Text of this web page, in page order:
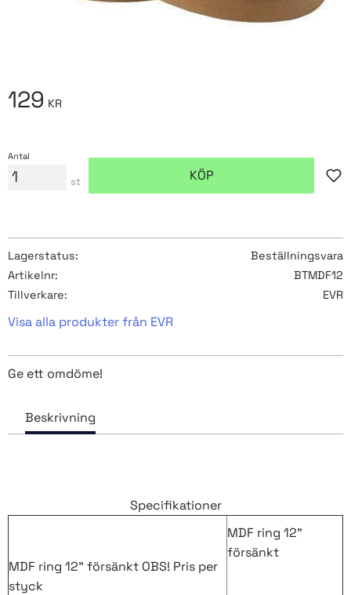
129 KR
Antal
st KÖP
Lagerstatus
Beställningsvara
Artikelnr
BTMDF12
Tillverkare
EVR
Visa alla produkter från EVR
Ge ett omdöme!
Specifikationer
MDF ring 12" försänkt OBS! Pris per
styck
MDF ring 12"
försänkt